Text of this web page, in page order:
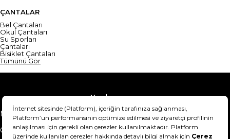
ÇANTALAR
Bel Çantaları
Okul Çantaları
Su Sporları
Çantaları
Bisiklet Çantaları
Tümünü Gör
Yardım
Mesafeli Satış Sözleşmesi
Teslimat Bilgisi
Gizlilik Sözleşmesi
Şartlar & Koşullar